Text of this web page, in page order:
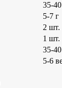
35-
5-7 г
2 шт.
1 шт.
35-
5-6